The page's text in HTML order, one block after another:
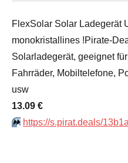
FlexSolar Solar Ladegerät
monokristallines !Pirate-
Solarladegerät, geeignet
Fahrräder, Mobiltelefone,
usw
13.09 €
⏩️ https://s.pirat.deals/